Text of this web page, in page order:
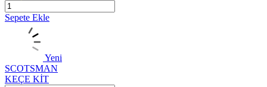
Sepete Ekle
Yeni
SCOTSMAN
KEÇE KİT